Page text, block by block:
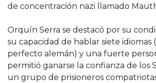
de concentración nazi llamado
Orquín Serra se destacó por su
su capacidad de hablar siete
perfecto alemán) y una fuerte
permitió ganarse la confianza de los
un grupo de prisioneros